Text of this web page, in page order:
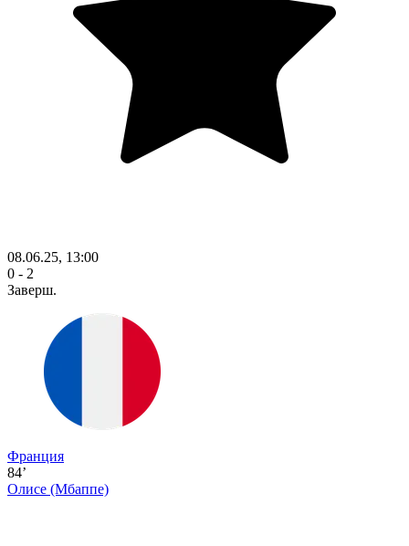
08.06.25, 13:00
0 - 2
Заверш.
Франция
84’
Олисе (Мбаппе)